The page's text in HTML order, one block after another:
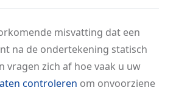
misvatting dat een
na de ondertekening statisch
vragen zich af hoe vaak u uw
controleren om onvoorziene